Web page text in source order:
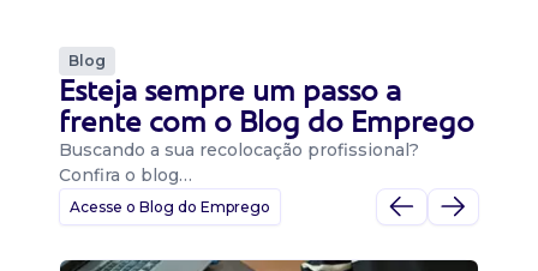
Blog
Esteja sempre um passo a
frente com o Blog do Emprego
Buscando a sua recolocação profissional?
Confira o blog…
Acesse o Blog do Emprego